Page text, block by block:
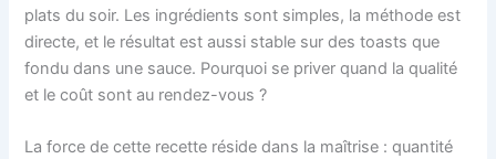
plats du soir. Les ingrédients sont simples, la méthode est
directe, et le résultat est aussi stable sur des toasts que
fondu dans une sauce. Pourquoi se priver quand la qualité
et le coût sont au rendez-vous ?
La force de cette recette réside dans la maîtrise : quantité